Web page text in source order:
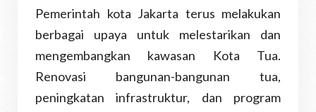
Pemerintah kota Jakarta terus melakukan
berbagai upaya untuk melestarikan dan
mengembangkan kawasan Kota Tua.
Renovasi bangunan-bangunan tua,
peningkatan infrastruktur, dan program